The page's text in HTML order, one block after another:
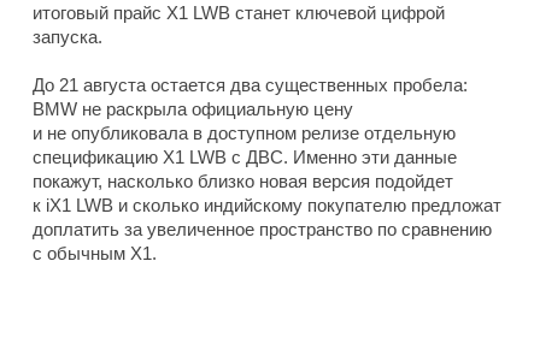
итоговый прайс X1 LWB станет ключевой цифрой
запуска.
До 21 августа остается два существенных пробела:
BMW не раскрыла официальную цену
и не опубликовала в доступном релизе отдельную
спецификацию X1 LWB с ДВС. Именно эти данные
покажут, насколько близко новая версия подойдет
к iX1 LWB и сколько индийскому покупателю предложат
доплатить за увеличенное пространство по сравнению
с обычным X1.